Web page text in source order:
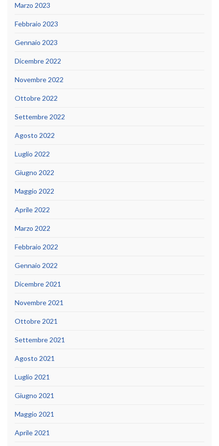
Marzo 2023
Febbraio 2023
Gennaio 2023
Dicembre 2022
Novembre 2022
Ottobre 2022
Settembre 2022
Agosto 2022
Luglio 2022
Giugno 2022
Maggio 2022
Aprile 2022
Marzo 2022
Febbraio 2022
Gennaio 2022
Dicembre 2021
Novembre 2021
Ottobre 2021
Settembre 2021
Agosto 2021
Luglio 2021
Giugno 2021
Maggio 2021
Aprile 2021